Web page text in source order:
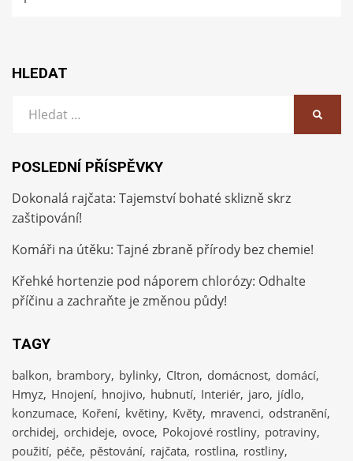
HLEDAT
POSLEDNÍ PŘÍSPĚVKY
Dokonalá rajčata: Tajemství bohaté sklizně skrz
zaštipování!
Komáři na útěku: Tajné zbraně přírody bez chemie!
Křehké hortenzie pod náporem chlorózy: Odhalte
příčinu a zachraňte je změnou půdy!
TAGY
balkon brambory bylinky CItron domácnost domácí
Hmyz Hnojení hnojivo hubnutí Interiér jaro jídlo
konzumace Koření květiny Květy mravenci odstranění
orchidej orchideje ovoce Pokojové rostliny potraviny
použití péče pěstování rajčata rostlina rostliny